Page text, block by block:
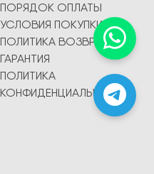
ПОРЯДОК ОПЛАТЫ
УСЛОВИЯ ПОКУПКИ
ПОЛИТИКА ВОЗВРАТА
ГАРАНТИЯ
ПОЛИТИКА
КОНФИДЕНЦИАЛЬНОСТИ